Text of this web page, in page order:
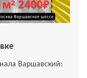
Варшавский: